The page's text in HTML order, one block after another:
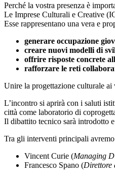
Perché la vostra presenza è
Le Imprese Culturali e Creative
Esse rappresentano una vera e
generare occupazione
creare nuovi modelli di
offrire risposte concrete
rafforzare le reti
Unire la progettazione culturale ai
L’incontro si aprirà con i saluti
città come laboratorio di
Il dibattito tecnico sarà introdotto
Tra gli interventi principali
Vincent Curie (Managing
Francesco Spano (Direttore